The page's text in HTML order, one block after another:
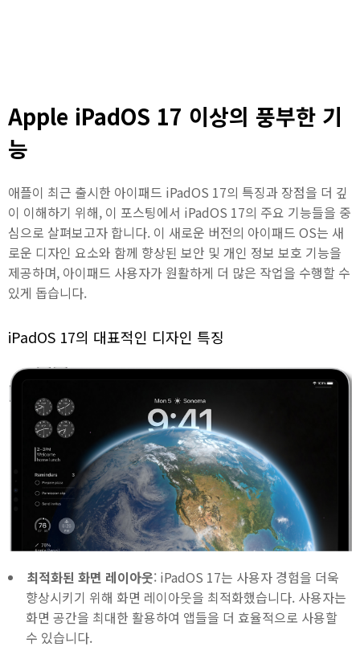
Apple iPadOS 17 이상의 풍부한 기
능
애플이 최근 출시한 아이패드 iPadOS 17의 특징과 장점을 더 깊
이 이해하기 위해, 이 포스팅에서 iPadOS 17의 주요 기능들을 중
심으로 살펴보고자 합니다. 이 새로운 버전의 아이패드 OS는 새
로운 디자인 요소와 함께 향상된 보안 및 개인 정보 보호 기능을
제공하며, 아이패드 사용자가 원활하게 더 많은 작업을 수행할 수
있게 돕습니다.
iPadOS 17의 대표적인 디자인 특징
최적화된 화면 레이아웃: iPadOS 17는 사용자 경험을 더욱
향상시키기 위해 화면 레이아웃을 최적화했습니다. 사용자는
화면 공간을 최대한 활용하여 앱들을 더 효율적으로 사용할
수 있습니다.